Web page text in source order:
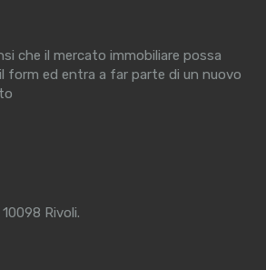
che il mercato immobiliare possa
form ed entra a far parte di un nuovo
Rivoli.